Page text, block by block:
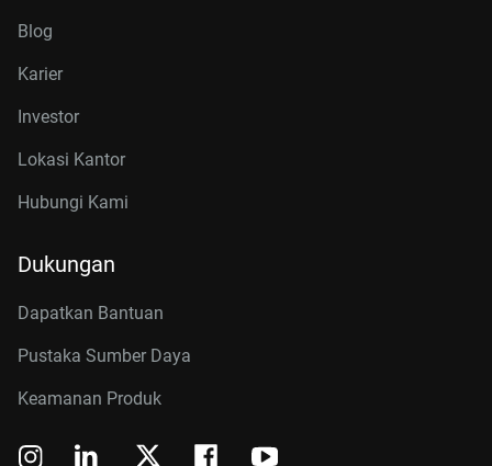
Blog
Karier
Investor
Lokasi Kantor
Hubungi Kami
Dukungan
Dapatkan Bantuan
Pustaka Sumber Daya
Keamanan Produk